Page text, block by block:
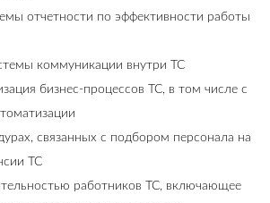
отчетности по эффективности работы
коммуникации внутри ТС
бизнес-процессов ТС, в том числе с
связанных с подбором персонала на
ТС
работников ТС, включающее